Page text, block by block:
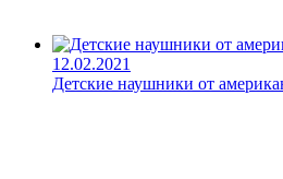
12.02.2021
Детские наушники от